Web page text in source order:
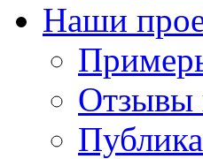
Наши
Отзывы